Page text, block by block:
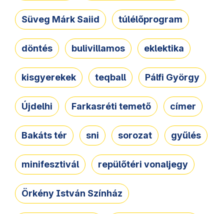
Süveg Márk Saiid túlélőprogram
döntés bulivillamos eklektika
kisgyerekek teqball Pálfi György
Újdelhi Farkasréti temető címer
Bakáts tér sni sorozat gyűlés
minifesztivál repülőtéri vonaljegy
Örkény István Színház